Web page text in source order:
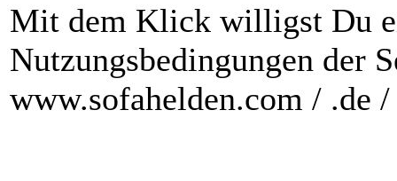
Mit dem Klick willigst Du
Nutzungsbedingungen der
www.sofahelden.com / .de